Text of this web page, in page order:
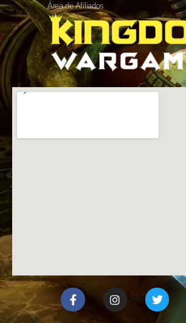
Área de Afiliados